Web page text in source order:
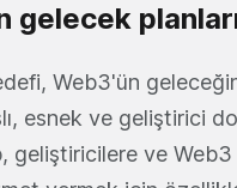
gelecek
Web3'ün
esnek ve geliştirici
geliştiricilere ve